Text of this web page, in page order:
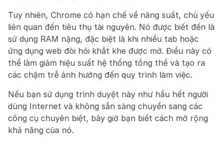
Tuy nhiên, Chrome có hạn chế về năng suất, chủ yếu
liên quan đến tiêu thụ tài nguyên. Nó được biết đến là
sử dụng RAM nặng, đặc biệt là khi nhiều tab hoặc
ứng dụng web đòi hỏi khắt khe được mở. Điều này có
thể làm giảm hiệu suất hệ thống tổng thể và tạo ra
các chậm trễ ảnh hưởng đến quy trình làm việc.
Nếu bạn sử dụng trình duyệt này như hầu hết người
dùng Internet và không sẵn sàng chuyển sang các
công cụ chuyên biệt, bây giờ bạn biết cách mở rộng
khả năng của nó.